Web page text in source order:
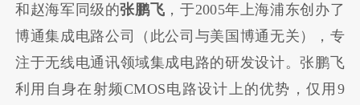
和赵海军同级的张鹏飞 ，于2005年上海浦东创办了
博通集成电路公司（此公司与美国博通无关），专
注于无线电通讯领域集成电路的研发设计。张鹏飞
利用自身在射频CMOS电路设计上的优势，仅用9